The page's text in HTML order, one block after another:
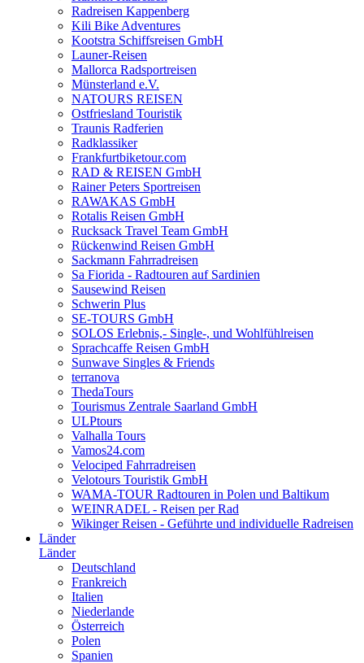
Radreisen Kappenberg
Kili Bike Adventures
Kootstra Schiffsreisen GmbH
Launer-Reisen
Mallorca Radsportreisen
Münsterland e.V.
NATOURS REISEN
Ostfriesland Touristik
Traunis Radferien
Radklassiker
Frankfurtbiketour.com
RAD & REISEN GmbH
Rainer Peters Sportreisen
RAWAKAS GmbH
Rotalis Reisen GmbH
Rucksack Travel Team GmbH
Rückenwind Reisen GmbH
Sackmann Fahrradreisen
Sa Fiorida - Radtouren auf Sardinien
Sausewind Reisen
Schwerin Plus
SE-TOURS GmbH
SOLOS Erlebnis,- Single-, und Wohlfühlreisen
Sprachcaffe Reisen GmbH
Sunwave Singles & Friends
terranova
ThedaTours
Tourismus Zentrale Saarland GmbH
ULPtours
Valhalla Tours
Vamos24.com
Velociped Fahrradreisen
Velotours Touristik GmbH
WAMA-TOUR Radtouren in Polen und Baltikum
WEINRADEL - Reisen per Rad
Wikinger Reisen - Geführte und individuelle Radreisen
Länder
Länder
Deutschland
Frankreich
Italien
Niederlande
Österreich
Polen
Spanien